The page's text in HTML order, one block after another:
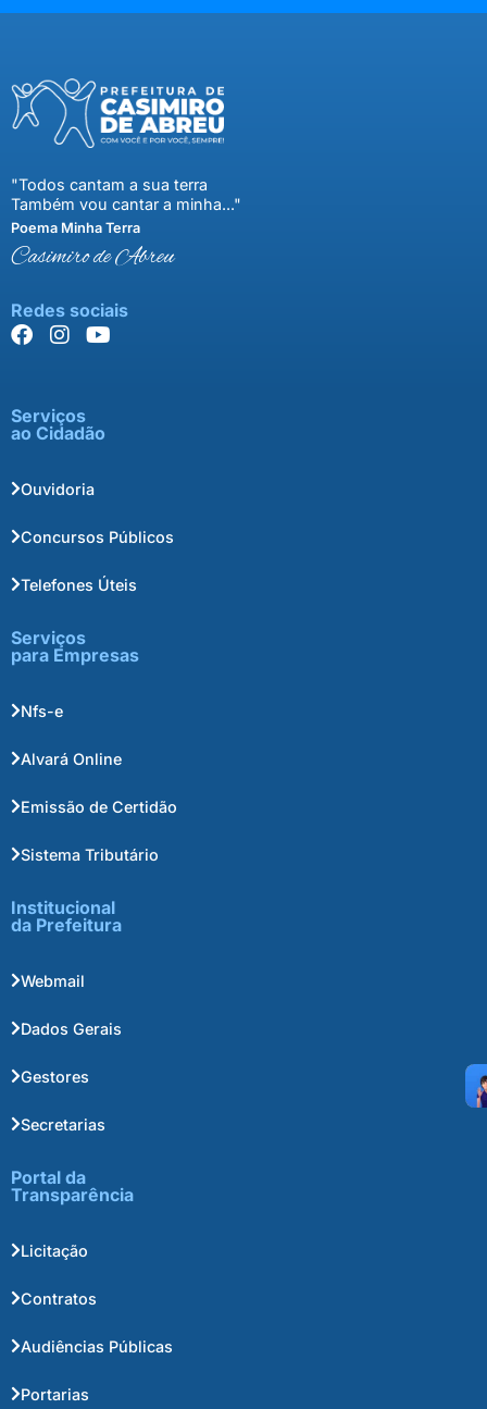
"Todos cantam a sua terra
Também vou cantar a minha..."
Poema Minha Terra
Casimiro de Abreu
Redes sociais
Serviços
ao Cidadão
Ouvidoria
Concursos Públicos
Telefones Úteis
Serviços
para Empresas
Nfs-e
Alvará Online
Emissão de Certidão
Sistema Tributário
Institucional
da Prefeitura
Webmail
Dados Gerais
Gestores
Secretarias
Portal da
Transparência
Licitação
Contratos
Audiências Públicas
Portarias